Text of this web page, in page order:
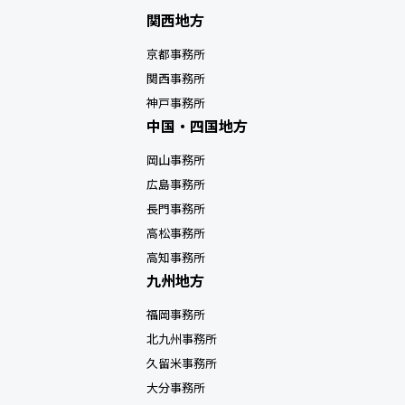
関西地方
京都事務所
関西事務所
神戸事務所
中国・四国地方
岡山事務所
広島事務所
長門事務所
高松事務所
高知事務所
九州地方
福岡事務所
北九州事務所
久留米事務所
大分事務所